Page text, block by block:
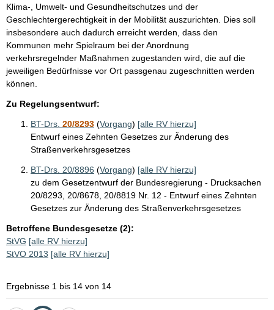
Klima-, Umwelt- und Gesundheitschutzes und der
Geschlechtergerechtigkeit in der Mobilität auszurichten. Dies soll
insbesondere auch dadurch erreicht werden, dass den
Kommunen mehr Spielraum bei der Anordnung
verkehrsregelnder Maßnahmen zugestanden wird, die auf die
jeweiligen Bedürfnisse vor Ort passgenau zugeschnitten werden
können.
Zu Regelungsentwurf:
BT-Drs. 20/8293 (Vorgang) [alle RV hierzu]
Entwurf eines Zehnten Gesetzes zur Änderung des
Straßenverkehrsgesetzes
BT-Drs. 20/8896 (Vorgang) [alle RV hierzu]
zu dem Gesetzentwurf der Bundesregierung - Drucksachen
20/8293, 20/8678, 20/8819 Nr. 12 - Entwurf eines Zehnten
Gesetzes zur Änderung des Straßenverkehrsgesetzes
Betroffene Bundesgesetze (2):
StVG [alle RV hierzu]
StVO 2013 [alle RV hierzu]
Ergebnisse 1 bis 14 von 14